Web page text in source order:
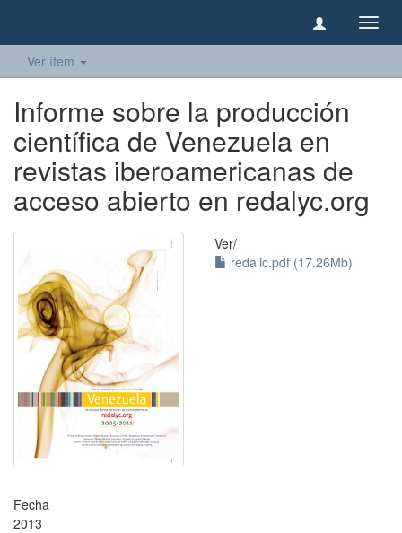
Ver ítem
Informe sobre la producción
científica de Venezuela en
revistas iberoamericanas de
acceso abierto en redalyc.org
Ver/
redalic.pdf (17.26Mb)
Fecha
2013